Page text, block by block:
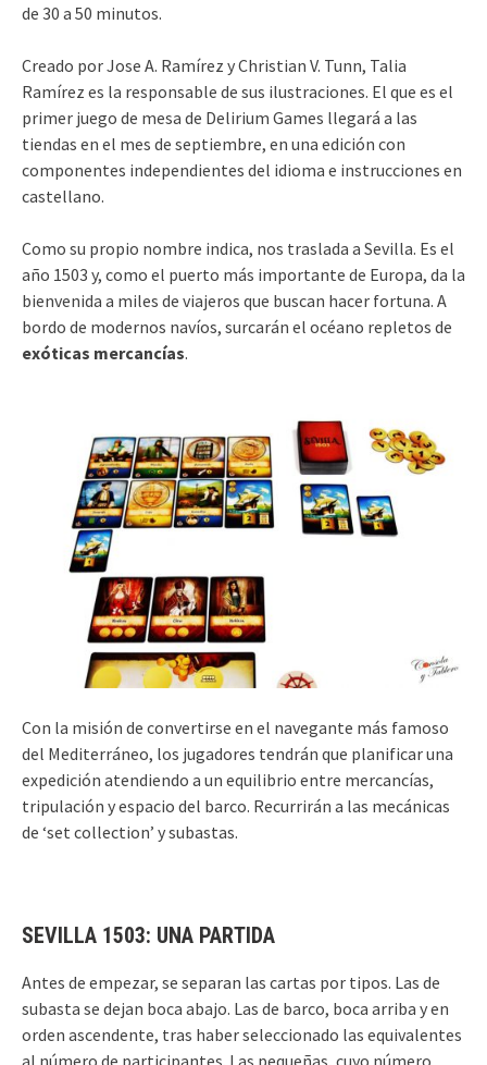
de 30 a 50 minutos.
Creado por Jose A. Ramírez y Christian V. Tunn, Talia
Ramírez es la responsable de sus ilustraciones. El que es el
primer juego de mesa de Delirium Games llegará a las
tiendas en el mes de septiembre, en una edición con
componentes independientes del idioma e instrucciones en
castellano.
Como su propio nombre indica, nos traslada a Sevilla. Es el
año 1503 y, como el puerto más importante de Europa, da la
bienvenida a miles de viajeros que buscan hacer fortuna. A
bordo de modernos navíos, surcarán el océano repletos de
exóticas mercancías.
Con la misión de convertirse en el navegante más famoso
del Mediterráneo, los jugadores tendrán que planificar una
expedición atendiendo a un equilibrio entre mercancías,
tripulación y espacio del barco. Recurrirán a las mecánicas
de ‘set collection’ y subastas.
SEVILLA 1503: UNA PARTIDA
Antes de empezar, se separan las cartas por tipos. Las de
subasta se dejan boca abajo. Las de barco, boca arriba y en
orden ascendente, tras haber seleccionado las equivalentes
al número de participantes. Las pequeñas, cuyo número